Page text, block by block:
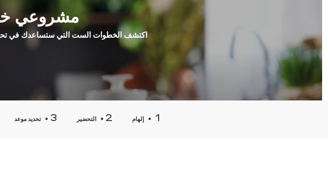
مشروعي
اكتشف الخطوات الست التي ستساعدك في
إلهام التحضير تحديد موعد